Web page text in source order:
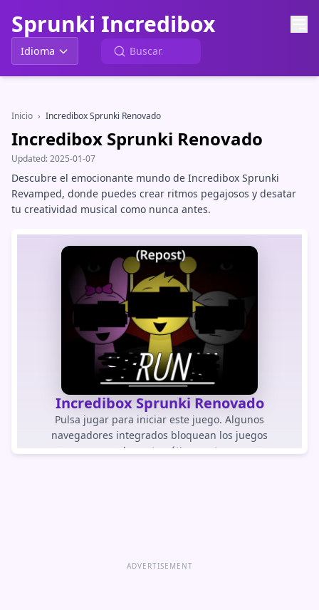
Sprunki Incredibox
Idioma
Inicio › Incredibox Sprunki Renovado
Incredibox Sprunki Renovado
Updated:2025-01-07
Descubre el emocionante mundo de Incredibox Sprunki
Revamped, donde puedes crear ritmos pegajosos y desatar
tu creatividad musical como nunca antes.
Incredibox Sprunki Renovado
Pulsa jugar para iniciar este juego. Algunos
navegadores integrados bloquean los juegos
cargados automáticamente.
ADVERTISEMENT